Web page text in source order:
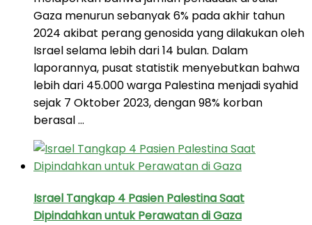
Gaza menurun sebanyak 6% pada akhir tahun
2024 akibat perang genosida yang dilakukan oleh
Israel selama lebih dari 14 bulan. Dalam
laporannya, pusat statistik menyebutkan bahwa
lebih dari 45.000 warga Palestina menjadi syahid
sejak 7 Oktober 2023, dengan 98% korban
berasal …
Israel Tangkap 4 Pasien Palestina Saat
Dipindahkan untuk Perawatan di Gaza